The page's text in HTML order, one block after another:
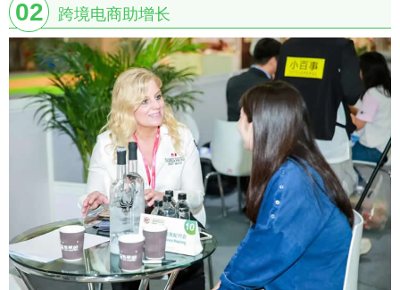
02 跨境电商助增长